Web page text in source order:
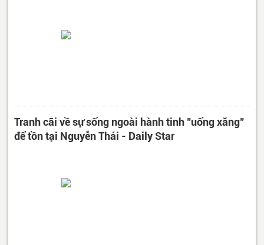
Tranh cãi về sự sống ngoài hành tinh "uống xăng"
để tồn tại Nguyễn Thái - Daily Star